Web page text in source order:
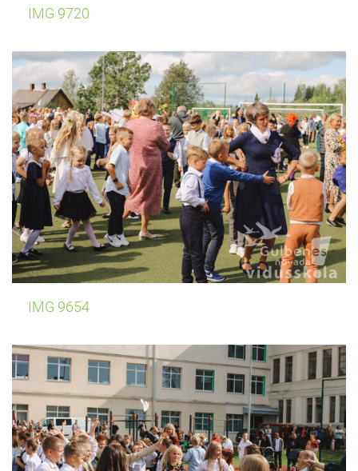
IMG 9720
IMG 9654